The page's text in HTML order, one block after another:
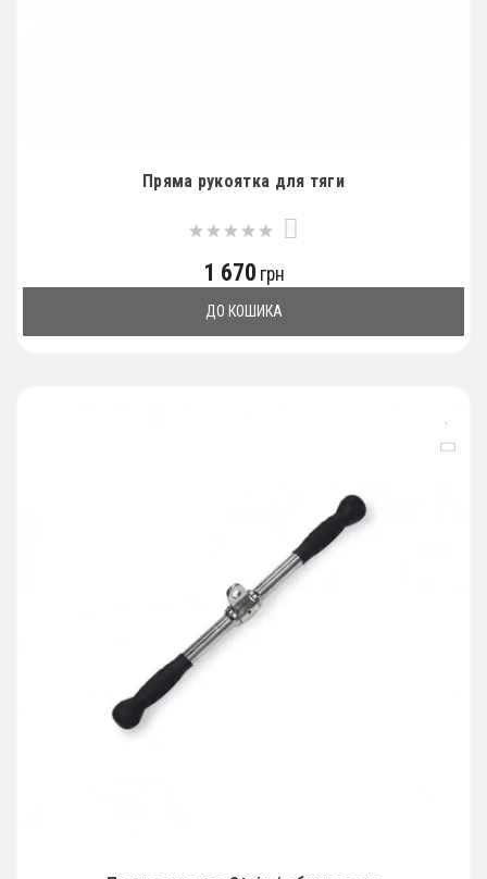
Пряма рукоятка для тяги
1 670 грн
ДО КОШИКА